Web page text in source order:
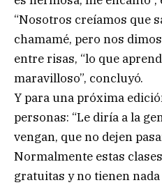
“Nosotros creíamos que
chamamé, pero nos
entre risas, “lo que
maravilloso”, concluyó.
Y para una próxima
personas: “Le diría a la
vengan, que no dejen
Normalmente estas
gratuitas y no tienen